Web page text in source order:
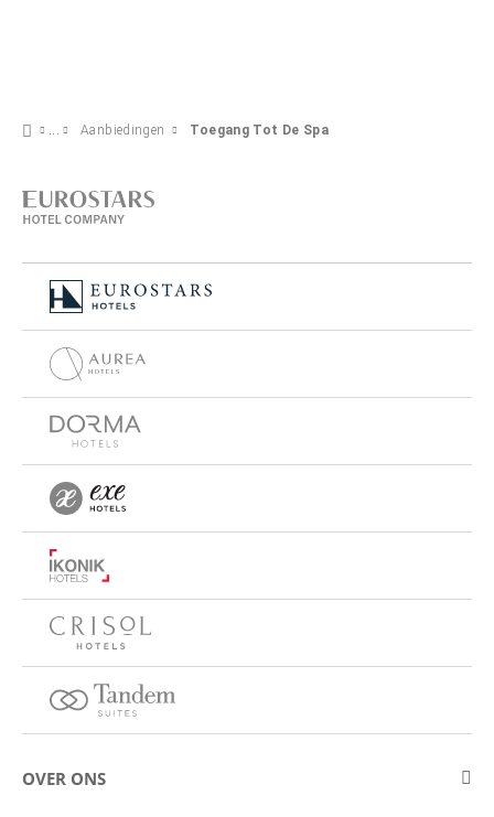
Aanbiedingen Toegang Tot De Spa
OVER ONS